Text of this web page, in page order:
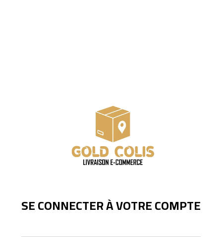
SE CONNECTER À VOTRE COMPTE